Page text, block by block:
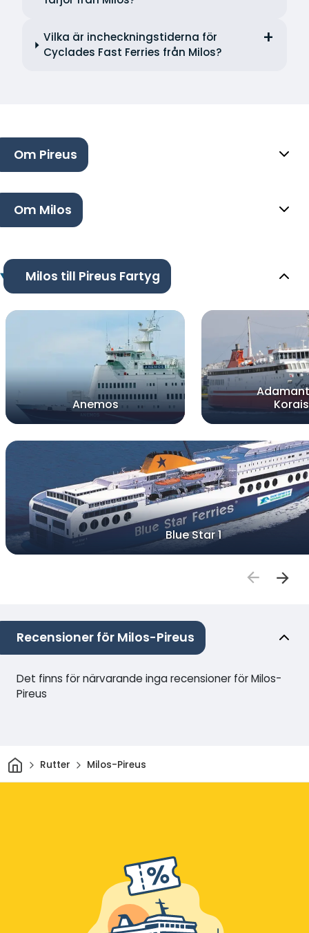
Vilka är incheckningstiderna för
Cyclades Fast Ferries från Milos?
Om Pireus
Om Milos
Milos till Pireus Fartyg
Anemos
Korais
Blue Star 1
Recensioner för Milos-Pireus
Det finns för närvarande inga recensioner för Milos-
Pireus
HemRutter Milos-Pireus